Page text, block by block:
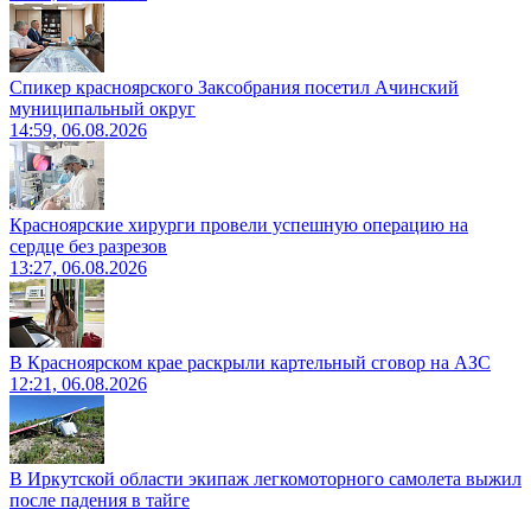
Спикер красноярского Заксобрания посетил Ачинский
муниципальный округ
14:59, 06.08.2026
Красноярские хирурги провели успешную операцию на
сердце без разрезов
13:27, 06.08.2026
В Красноярском крае раскрыли картельный сговор на АЗС
12:21, 06.08.2026
В Иркутской области экипаж легкомоторного самолета выжил
после падения в тайге